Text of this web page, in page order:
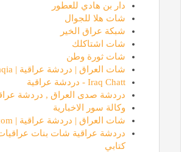
دار بن هادي للعطور
شات هلا للجوال
شبكة عراق الخير
شات اشتاكلك
شات ثورة وطن
شات العراق | دردشة عراقية | ChatIraqia
Iraq Chatt - دردشة عراقية
دردشة صدى العراق , دردشة
وكالة سور الاخبارية
شات العراق | دردشة عراقية | IraqChatt.com
دردشة عراقية شات بنات
كتابي